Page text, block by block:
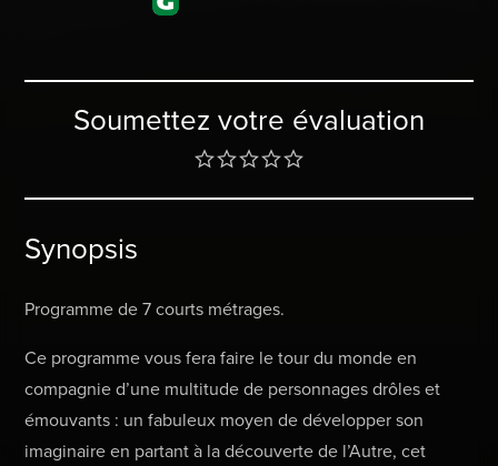
Soumettez votre évaluation
Synopsis
Programme de 7 courts métrages.
Ce programme vous fera faire le tour du monde en
compagnie d’une multitude de personnages drôles et
émouvants : un fabuleux moyen de développer son
imaginaire en partant à la découverte de l’Autre, cet